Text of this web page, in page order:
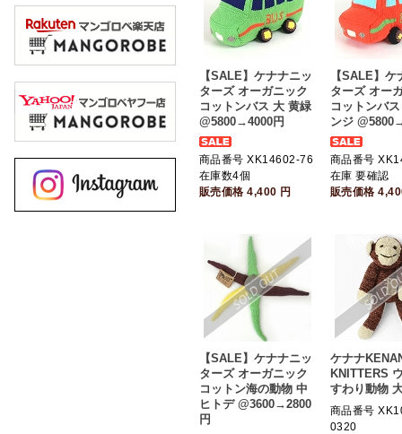
【SALE】ケナナニッ
ターズ オーガニック
コットンバス 大 黄緑
@5800→4000円
商品番号 XK14602-76
在庫数4個
販売価格4,400 円
【SALE】ケ
ターズ オー
コットンバ
ンジ
商品番号
在庫 要確認
販売価格
【SALE】ケナナニッ
ターズ オーガニック
コットン海の動物 中
ヒトデ @3600→2800
円
ケナナ
KNITTERS
すわり動物
商品番号
0320